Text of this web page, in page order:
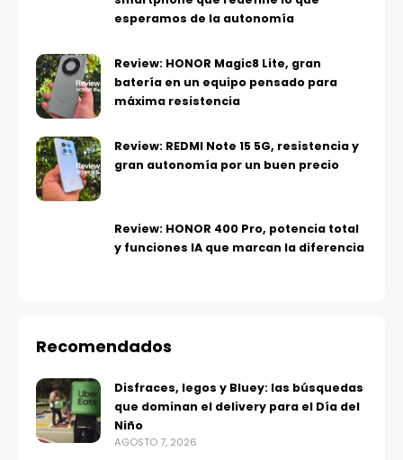
esperamos de la autonomía
Review: HONOR Magic8 Lite, gran
batería en un equipo pensado para
máxima resistencia
Review: REDMI Note 15 5G, resistencia y
gran autonomía por un buen precio
Review: HONOR 400 Pro, potencia total
y funciones IA que marcan la diferencia
Recomendados
Disfraces, legos y Bluey: las búsquedas
que dominan el delivery para el Día del
Niño
AGOSTO 7, 2026